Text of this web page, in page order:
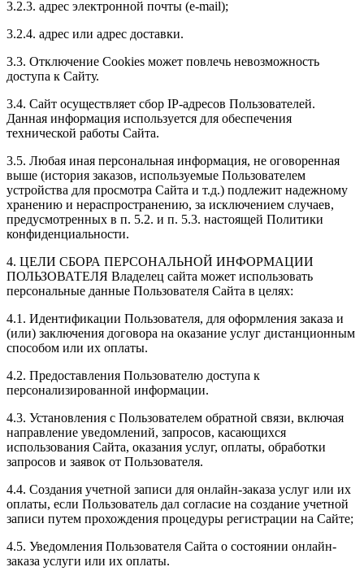
3.2.3. адрес электронной почты (e-mail);
3.2.4. адрес или адрес доставки.
3.3. Отключение Cookies может повлечь невозможность
доступа к Сайту.
3.4. Сайт осуществляет сбор IP-адресов Пользователей.
Данная информация используется для обеспечения
технической работы Сайта.
3.5. Любая иная персональная информация, не оговоренная
выше (история заказов, используемые Пользователем
устройства для просмотра Сайта и т.д.) подлежит надежному
хранению и нераспространению, за исключением случаев,
предусмотренных в п. 5.2. и п. 5.3. настоящей Политики
конфиденциальности.
4. ЦЕЛИ СБОРА ПЕРСОНАЛЬНОЙ ИНФОРМАЦИИ
ПОЛЬЗОВАТЕЛЯ Владелец сайта может использовать
персональные данные Пользователя Сайта в целях:
4.1. Идентификации Пользователя, для оформления заказа и
(или) заключения договора на оказание услуг дистанционным
способом или их оплаты.
4.2. Предоставления Пользователю доступа к
персонализированной информации.
4.3. Установления с Пользователем обратной связи, включая
направление уведомлений, запросов, касающихся
использования Сайта, оказания услуг, оплаты, обработки
запросов и заявок от Пользователя.
4.4. Создания учетной записи для онлайн-заказа услуг или их
оплаты, если Пользователь дал согласие на создание учетной
записи путем прохождения процедуры регистрации на Сайте;
4.5. Уведомления Пользователя Сайта о состоянии онлайн-
заказа услуги или их оплаты.